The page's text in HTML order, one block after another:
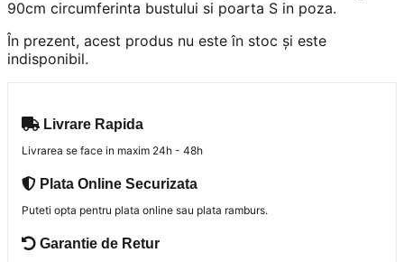
90cm circumferinta bustului si poarta S in poza.
În prezent, acest produs nu este în stoc și este
indisponibil.
Livrare Rapida
Livrarea se face in maxim 24h - 48h
Plata Online Securizata
Puteti opta pentru plata online sau plata ramburs.
Garantie de Retur